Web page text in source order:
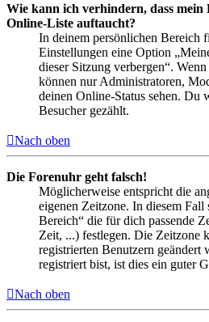
Wie kann ich verhindern, dass mein
Online-Liste auftaucht?
In deinem persönlichen Bereich
Einstellungen eine Option
dieser Sitzung verbergen“.
können nur Administratoren,
deinen Online-Status sehen. Du
Besucher gezählt.
Nach oben
Die Forenuhr geht falsch!
Möglicherweise entspricht die
eigenen Zeitzone. In diesem Fall
Bereich“ die für dich passende
Zeit, ...) festlegen. Die Zeitzone
registrierten Benutzern geändert
registriert bist, ist dies ein guter
Nach oben